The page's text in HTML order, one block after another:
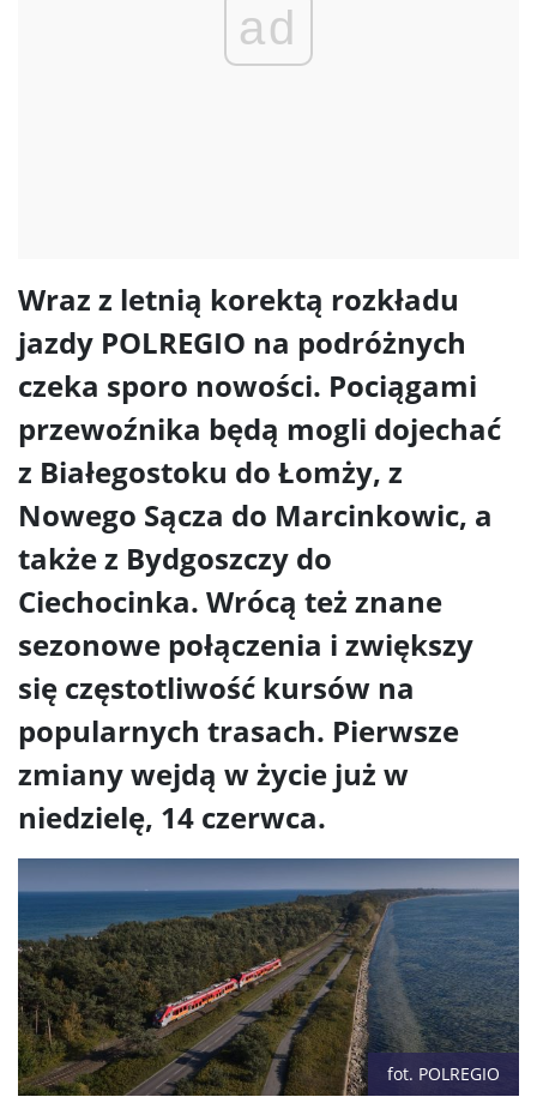
ad
Wraz z letnią korektą rozkładu
jazdy POLREGIO na podróżnych
czeka sporo nowości. Pociągami
przewoźnika będą mogli dojechać
z Białegostoku do Łomży, z
Nowego Sącza do Marcinkowic, a
także z Bydgoszczy do
Ciechocinka. Wrócą też znane
sezonowe połączenia i zwiększy
się częstotliwość kursów na
popularnych trasach. Pierwsze
zmiany wejdą w życie już w
niedzielę, 14 czerwca.
fot. POLREGIO